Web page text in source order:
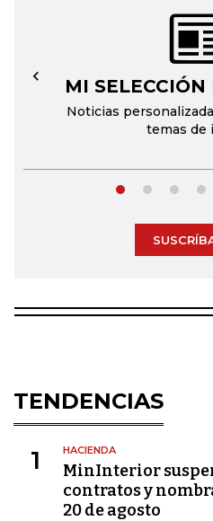
MI
Noticias
temas de
←
TENDENCIAS
1 HACIENDA
MinInterior
contratos y
20 de agosto